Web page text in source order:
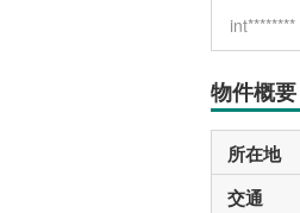
物件概要
所在地
交通